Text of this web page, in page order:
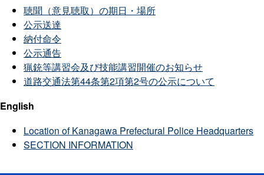
聴聞（意見聴取）の期日・場所
公示送達
納付命令
公示通告
猟銃等講習会及び技能講習開催のお知らせ
道路交通法第44条第2項第2号の公示について
English
Location of Kanagawa Prefectural Police Headquarters
SECTION INFORMATION